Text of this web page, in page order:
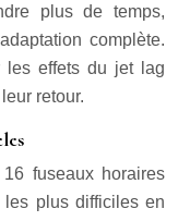
plus de temps,
complète.
les effets du jet lag
retour.
fuseaux horaires
les plus difficiles en